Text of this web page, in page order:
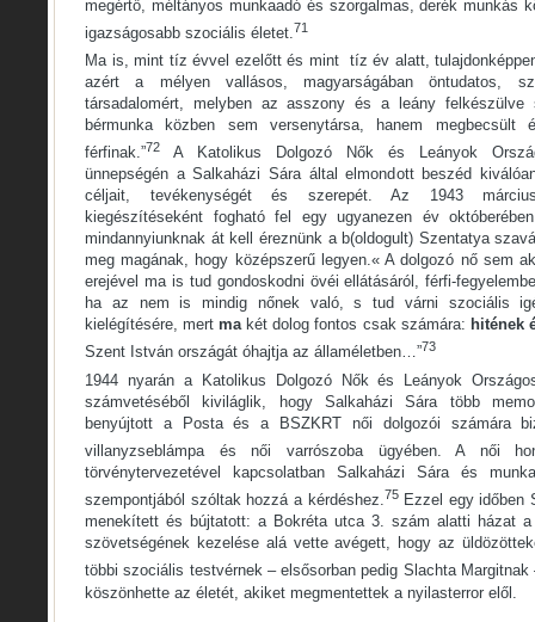
megértő, méltányos munkaadó és szorgalmas, derék munkás
igazságosabb szociális életet. 71
Ma is, mint tíz évvel ezelőtt és mint tíz év alatt,
azért a mélyen vallásos, magyarságában öntudatos,
társadalomért, melyben az asszony és a leány felkészülve
bérmunka közben sem versenytársa, hanem megbecsült
férfinak.”72
A Katolikus Dolgozó Nők és Leányok
ünnepségén a Salkaházi Sára által elmondott beszéd
céljait, tevékenységét és szerepét. Az 1943
kiegészítéseként fogható fel egy ugyanezen év
mindannyiunknak át kell éreznünk a b(oldogult) Szentatya
meg magának, hogy középszerű legyen.« A dolgozó nő sem
erejével ma is tud gondoskodni övéi ellátásáról, férfi-
ha az nem is mindig nőnek való, s tud várni szociális
kielégítésére, mertmakét dolog fontos csak számára: hitének
Szent István országát óhajtja az államéletben…”73
1944 nyarán a Katolikus Dolgozó Nők és Leányok
számvetéséből kiviláglik, hogy Salkaházi Sára több
benyújtott a Posta és a BSZKRT női dolgozói számára
villanyzseblámpa és női varrószoba ügyében. A női
törvénytervezetével kapcsolatban Salkaházi Sára és
szempontjából szóltak hozzá a kérdéshez.75Ezzel egy időben
menekített és bújtatott: a Bokréta utca 3. szám alatti házat a
szövetségének kezelése alá vette avégett, hogy az
többi szociális testvérnek – elsősorban pedig Slachta
köszönhette az életét, akiket megmentettek a nyilasterror elől.